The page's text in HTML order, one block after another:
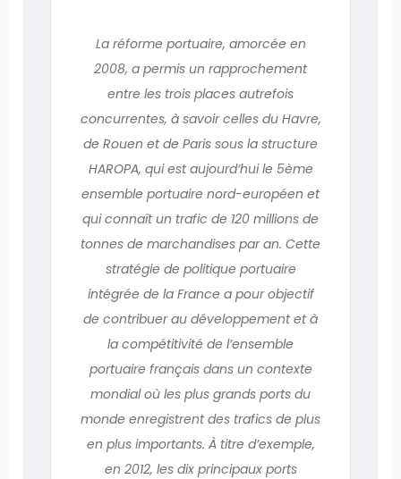
La réforme portuaire, amorcée en
2008, a permis un rapprochement
entre les trois places autrefois
concurrentes, à savoir celles du Havre,
de Rouen et de Paris sous la structure
HAROPA, qui est aujourd’hui le 5ème
ensemble portuaire nord-européen et
qui connaît un trafic de 120 millions de
tonnes de marchandises par an. Cette
stratégie de politique portuaire
intégrée de la France a pour objectif
de contribuer au développement et à
la compétitivité de l’ensemble
portuaire français dans un contexte
mondial où les plus grands ports du
monde enregistrent des trafics de plus
en plus importants. À titre d’exemple,
en 2012, les dix principaux ports